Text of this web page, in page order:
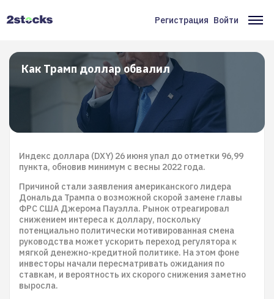
Меню
учётной
записи
пользователя
Регистрация Войти
Как Трамп доллар обвалил
Индекс доллара (DXY) 26 июня упал до отметки 96,99
пункта, обновив минимум с весны 2022 года.
Причиной стали заявления американского лидера
Дональда Трампа о возможной скорой замене главы
ФРС США Джерома Пауэлла. Рынок отреагировал
снижением интереса к доллару, поскольку
потенциально политически мотивированная смена
руководства может ускорить переход регулятора к
мягкой денежно-кредитной политике. На этом фоне
инвесторы начали пересматривать ожидания по
ставкам, и вероятность их скорого снижения заметно
выросла.